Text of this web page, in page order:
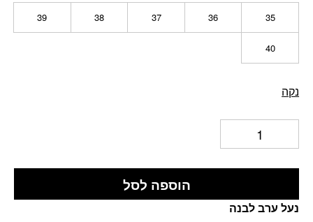
35
36
37
38
39
40
נקה
הוספה לסל
נעל ערב לבנה